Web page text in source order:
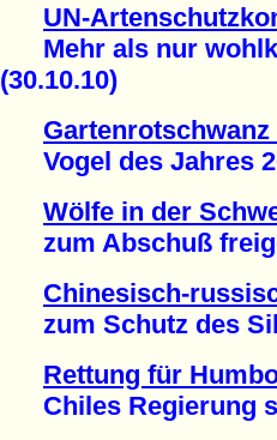
UN-
Mehr als nur
(30.10.10)
Vogel des Jahres
Wölfe in der
zum Abschuß
Chinesisch-
zum Schutz des
Rettung für
Chiles Regierung